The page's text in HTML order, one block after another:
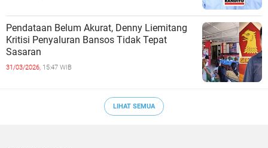
Pendataan Belum Akurat, Denny Liemitang
Kritisi Penyaluran Bansos Tidak Tepat
Sasaran
31/03/2026, 15:47 WIB
LIHAT SEMUA